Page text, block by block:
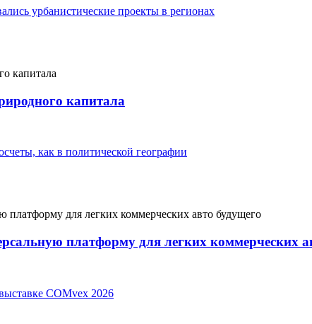
урбанистические проекты в регионах
капитала
как в политической географии
платформу для легких коммерческих
COMvex 2026